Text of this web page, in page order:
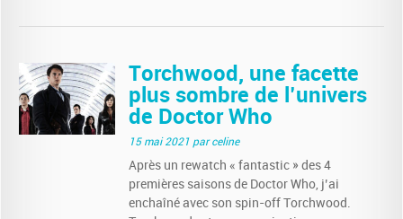
Torchwood, une facette
plus sombre de l’univers
de Doctor Who
15 mai 2021par celine
Après un rewatch « fantastic » des 4
premières saisons de Doctor Who, j’ai
enchaîné avec son spin-off Torchwood.